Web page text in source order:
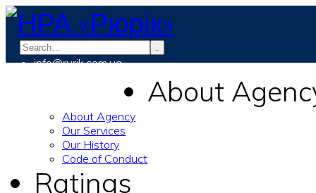
.
info@rurik.com.ua
About
About Agency
Our Services
Our History
Code of Conduct
Ratings